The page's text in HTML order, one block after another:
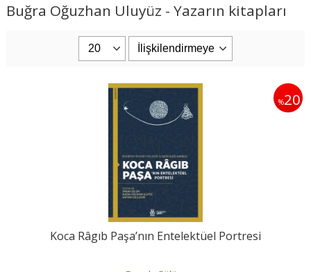
Buğra Oğuzhan Uluyüz - Yazarın kitapları
%20
Koca Râgıb Paşa’nın Entelektüel Portresi